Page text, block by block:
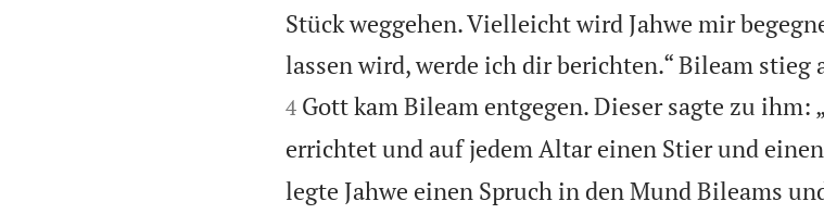
Stück weggehen. Vielleicht wird Jahwe mir
lassen wird, werde ich dir berichten.“ Bileam stieg
4 Gott kam Bileam entgegen. Dieser sagte zu ihm:
errichtet und auf jedem Altar einen Stier und
legte Jahwe einen Spruch in den Mund Bileams